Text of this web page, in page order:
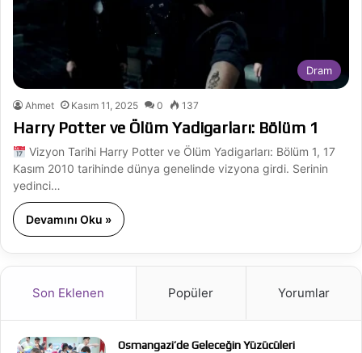
Dram
Ahmet Kasım 11, 2025 0 137
Harry Potter ve Ölüm Yadigarları: Bölüm 1
Vizyon Tarihi Harry Potter ve Ölüm Yadigarları: Bölüm 1, 17
Kasım 2010 tarihinde dünya genelinde vizyona girdi. Serinin
yedinci…
Devamını Oku »
Son Eklenen Popüler Yorumlar
Osmangazi’de Geleceğin Yüzücüleri